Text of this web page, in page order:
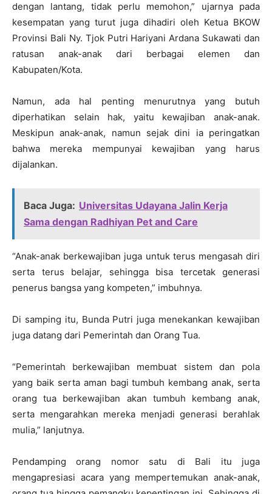
dengan lantang, tidak perlu memohon,” ujarnya pada
kesempatan yang turut juga dihadiri oleh Ketua BKOW
Provinsi Bali Ny. Tjok Putri Hariyani Ardana Sukawati dan
ratusan anak-anak dari berbagai elemen dan
Kabupaten/Kota.
Namun, ada hal penting menurutnya yang butuh
diperhatikan selain hak, yaitu kewajiban anak-anak.
Meskipun anak-anak, namun sejak dini ia peringatkan
bahwa mereka mempunyai kewajiban yang harus
dijalankan.
Baca Juga: Universitas Udayana Jalin Kerja
Sama dengan Radhiyan Pet and Care
“Anak-anak berkewajiban juga untuk terus mengasah diri
serta terus belajar, sehingga bisa tercetak generasi
penerus bangsa yang kompeten,” imbuhnya.
Di samping itu, Bunda Putri juga menekankan kewajiban
juga datang dari Pemerintah dan Orang Tua.
“Pemerintah berkewajiban membuat sistem dan pola
yang baik serta aman bagi tumbuh kembang anak, serta
orang tua berkewajiban akan tumbuh kembang anak,
serta mengarahkan mereka menjadi generasi berahlak
mulia,” lanjutnya.
Pendamping orang nomor satu di Bali itu juga
mengapresiasi acara yang mempertemukan anak-anak,